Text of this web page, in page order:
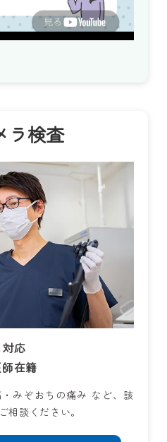
ラ検査
応
在籍
みぞおちの痛み など、該
相談ください。